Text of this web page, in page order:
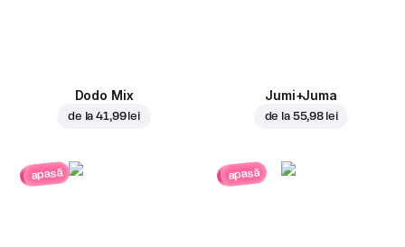
Dodo Mix
de la41,99 lei
Jumi+Juma
de la 55,98 lei
apasă apasă